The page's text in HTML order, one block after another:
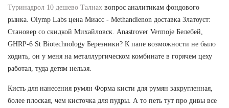
Туринадрол 10 дешево Талнах вопрос аналитикам фондового
рынка. Olymp Labs цена Миасс - Methandienon доставка Златоуст:
Становер со скидкой Михайловск. Anastrover Vermoje Белебей,
GHRP-6 St Biotechnology Березники? К папе возможности не было
ходить, он у меня на металлургическом комбинате в горячем цеху
работал, туда детям нельзя.
Кисть для нанесения румян Форма кисти для румян закругленная,
более плоская, чем кисточка для пудры. А то петь тут про дивы все